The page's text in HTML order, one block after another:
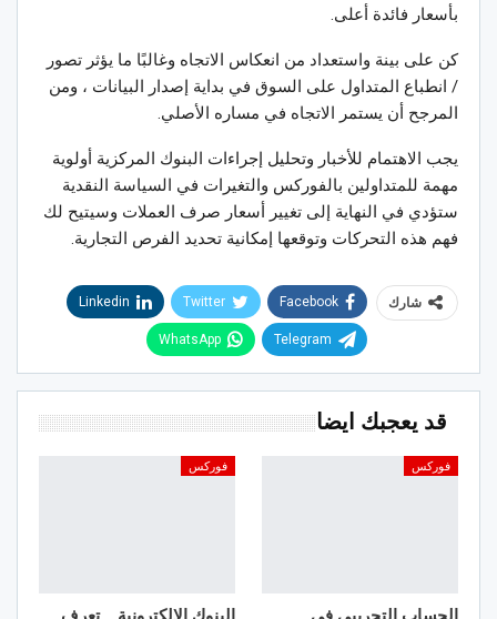
بأسعار فائدة أعلى.
كن على بينة واستعداد من انعكاس الاتجاه وغالبًا ما يؤثر تصور
/ انطباع المتداول على السوق في بداية إصدار البيانات ، ومن
المرجح أن يستمر الاتجاه في مساره الأصلي.
يجب الاهتمام للأخبار وتحليل إجراءات البنوك المركزية أولوية
مهمة للمتداولين بالفوركس والتغيرات في السياسة النقدية
ستؤدي في النهاية إلى تغيير أسعار صرف العملات وسيتيح لك
فهم هذه التحركات وتوقعها إمكانية تحديد الفرص التجارية.
شارك Facebook
Twitter
Linkedin
Telegram
WhatsApp
قد يعجبك ايضا
فوركس فوركس